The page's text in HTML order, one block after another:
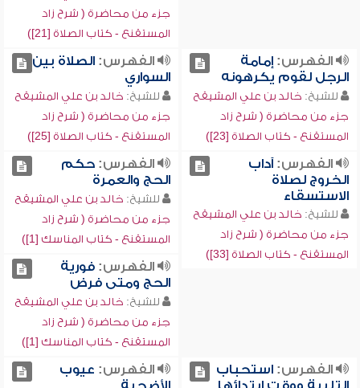
جزء من محاضرة ( شرح زاد
المستقنع - كتاب الصلاة [21])
الفهرس:إمامة
الرجل لقوم يكرهونه
للشيخ: خالد بن علي المشيقح
جزء من محاضرة ( شرح زاد
المستقنع - كتاب الصلاة [23])
الفهرس:الصلاة بين
السواري
للشيخ: خالد بن علي المشيقح
جزء من محاضرة ( شرح زاد
المستقنع - كتاب الصلاة [25])
الفهرس:آداب
الخروج لصلاة
الاستسقاء
للشيخ: خالد بن علي المشيقح
جزء من محاضرة ( شرح زاد
المستقنع - كتاب الصلاة [33])
الفهرس:حكم
الحج والعمرة
للشيخ: خالد بن علي المشيقح
جزء من محاضرة ( شرح زاد
المستقنع - كتاب المناسك [1])
الفهرس:فورية
الحج ومتى فرض
للشيخ: خالد بن علي المشيقح
جزء من محاضرة ( شرح زاد
المستقنع - كتاب المناسك [1])
الفهرس:استحباب
الفهرس: عيوب